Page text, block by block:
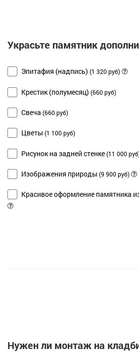
Украсьте памятник
Эпитафия (надпись) (1 320 руб)
Крестик (полумесяц) (660 руб)
Свеча (660 руб)
Цветы (1 100 руб)
Рисунок на задней стенке (11 000
Изображения природы (9 900 руб)
Красивое оформление памятника
Нужен ли монтаж на